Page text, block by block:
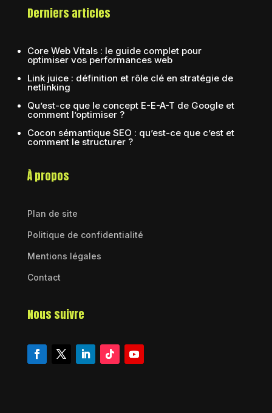
Derniers articles
Core Web Vitals : le guide complet pour
optimiser vos performances web
Link juice : définition et rôle clé en stratégie de
netlinking
Qu’est-ce que le concept E-E-A-T de Google et
comment l’optimiser ?
Cocon sémantique SEO : qu’est-ce que c’est et
comment le structurer ?
À propos
Plan de site
Politique de confidentialité
Mentions légales
Contact
Nous suivre